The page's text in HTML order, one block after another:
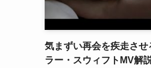
気まずい再会を疾走さ
ラー・スウィフトMV解